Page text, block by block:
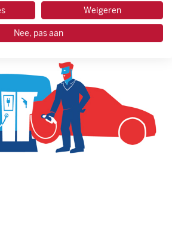
Weigeren
Nee, pas aan